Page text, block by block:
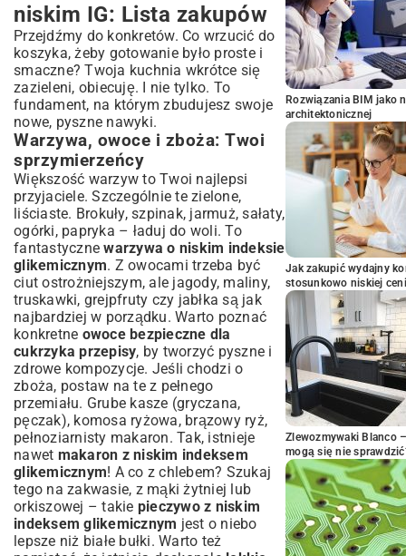
niskim IG: Lista zakupów
Przejdźmy do konkretów. Co wrzucić do
koszyka, żeby gotowanie było proste i
smaczne? Twoja kuchnia wkrótce się
zazieleni, obiecuję. I nie tylko. To
fundament, na którym zbudujesz swoje
nowe, pyszne nawyki.
Warzywa, owoce i zboża: Twoi
sprzymierzeńcy
Większość warzyw to Twoi najlepsi
przyjaciele. Szczególnie te zielone,
liściaste. Brokuły, szpinak, jarmuż, sałaty,
ogórki, papryka – ładuj do woli. To
fantastycznewarzywa o niskim indeksie
glikemicznym. Z owocami trzeba być
ciut ostrożniejszym, ale jagody, maliny,
truskawki, grejpfruty czy jabłka są jak
najbardziej w porządku. Warto poznać
konkretne owoce bezpieczne dla
cukrzyka przepisy, by tworzyć pyszne i
zdrowe kompozycje. Jeśli chodzi o
zboża, postaw na te z pełnego
przemiału. Grube kasze (gryczana,
pęczak), komosa ryżowa, brązowy ryż,
pełnoziarnisty makaron. Tak, istnieje
nawet makaron z niskim indeksem
glikemicznym! A co z chlebem? Szukaj
tego na zakwasie, z mąki żytniej lub
orkiszowej – takie pieczywo z niskim
indeksem glikemicznym jest o niebo
lepsze niż białe bułki. Warto też
Rozwiązania BIM jako
architektonicznej
Jak zakupić wydajny
stosunkowo niskiej
Zlewozmywaki Blanco
mogą się nie